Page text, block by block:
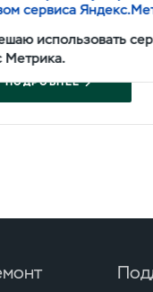
ПОДРОБНЕЕ
сервиса
использовать
Метрика.